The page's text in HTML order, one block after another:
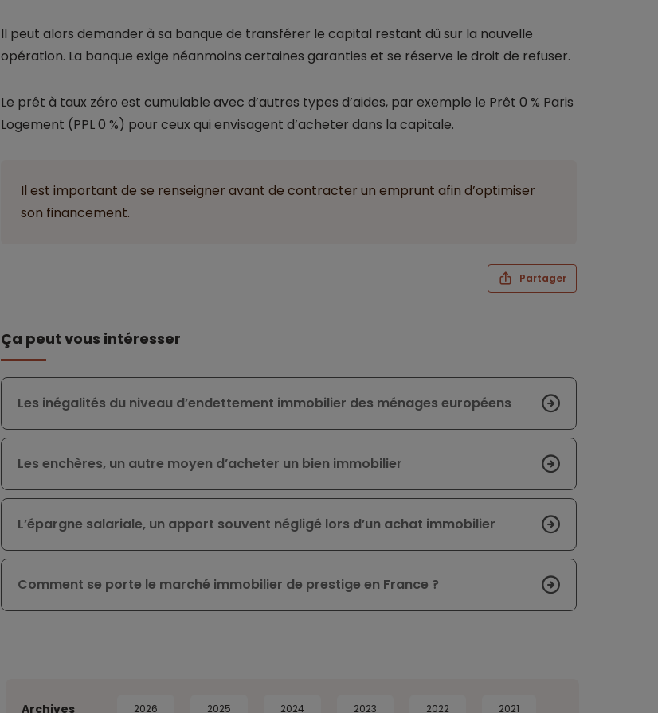
Il peut alors demander à sa banque de transférer le capital restant dû sur la nouvelle
opération. La banque exige néanmoins certaines garanties et se réserve le droit de refuser.
Le prêt à taux zéro est cumulable avec d’autres types d’aides, par exemple le Prêt 0 % Paris
Logement (PPL 0 %) pour ceux qui envisagent d’acheter dans la capitale.
Il est important de se renseigner avant de contracter un emprunt afin d’optimiser
son financement.
Partager
Ça peut vous intéresser
Les inégalités du niveau d’endettement immobilier des ménages européens
Les enchères, un autre moyen d’acheter un bien immobilier
L’épargne salariale, un apport souvent négligé lors d’un achat immobilier
Comment se porte le marché immobilier de prestige en France ?
Archives 2026 2025 2024 2023 2022 2021